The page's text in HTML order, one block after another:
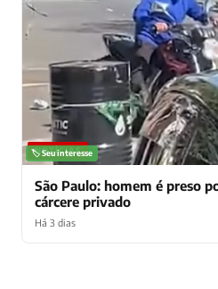
NOTÍCIAS
🏷️ Seu interesse
São Paulo: homem é preso
cárcere privado
Há 3 dias